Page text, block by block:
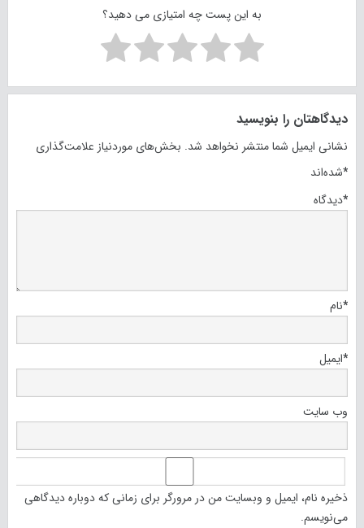
به این پست چه امتیازی می دهید؟
دیدگاهتان را بنویسید
نشانی ایمیل شما منتشر نخواهد شد. بخش‌های موردنیاز علامت‌گذاری
شده‌اند*
دیدگاه*
نام*
ایمیل*
وب‌ سایت
ذخیره نام، ایمیل و وبسایت من در مرورگر برای زمانی که دوباره دیدگاهی
می‌نویسم.